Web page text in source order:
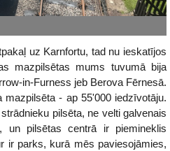
uz Karnfortu, tad nu ieskatījos
mazpilsētas mums tuvumā bija
in-Furness jeb Berova Fērnesā.
mazpilsēta - ap 55'000 iedzīvotāju.
pilsēta, ne velti galvenais
pilsētas centrā ir piemineklis
ir parks, kurā mēs paviesojāmies,